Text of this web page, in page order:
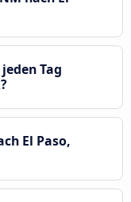
Tag
El Paso,